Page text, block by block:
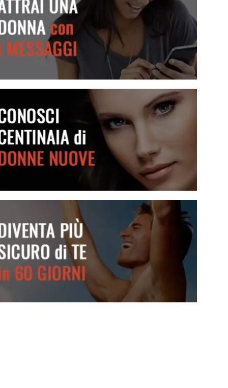
Attrai una donna con i messaggi
Conosci centinaia di donne nuove